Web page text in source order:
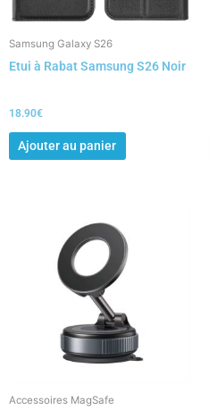
Samsung Galaxy S26
Etui à Rabat Samsung S26 Noir
18.90€
Ajouter au panier
Accessoires MagSafe